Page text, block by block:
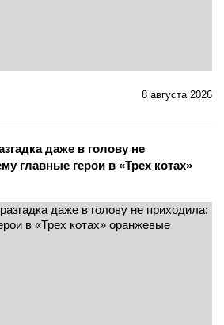
8 августа 2026
даже в голову не
главные герои в «Трех котах»